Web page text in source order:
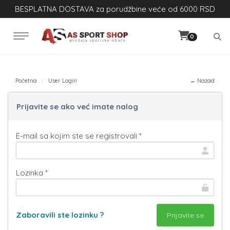
BESPLATNA DOSTAVA za porudžbine veće od 6000 RSD
0
Početna User Login ← Nazad
Prijavite se ako već imate nalog
E-mail sa kojim ste se registrovali *
Lozinka *
Zaboravili ste lozinku ?